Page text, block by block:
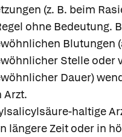
(z. B. beim
ohne Bedeutung.
Blutungen
Stelle oder
Dauer)
Arzt.
haltige
längere Zeit oder in